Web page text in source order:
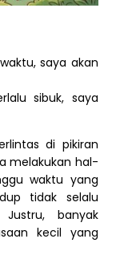
saya akan
sibuk, saya
di pikiran
melakukan hal-
waktu yang
tidak selalu
banyak
kecil yang